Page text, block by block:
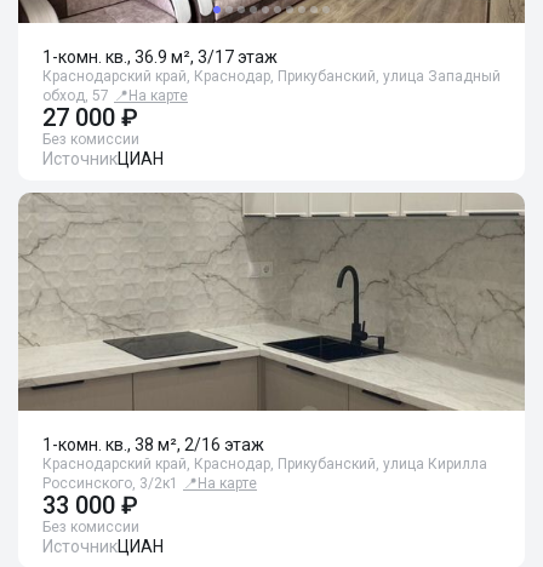
1-комн. кв., 36.9 м², 3/17 этаж
Краснодарский край, Краснодар, Прикубанский, улица Западный
обход, 57 📍 На карте
27 000 ₽
Без комиссии
ИсточникЦИАН
1-комн. кв., 38 м², 2/16 этаж
Краснодарский край, Краснодар, Прикубанский, улица Кирилла
Россинского, 3/2к1
📍 На карте
33 000 ₽
Без комиссии
ИсточникЦИАН